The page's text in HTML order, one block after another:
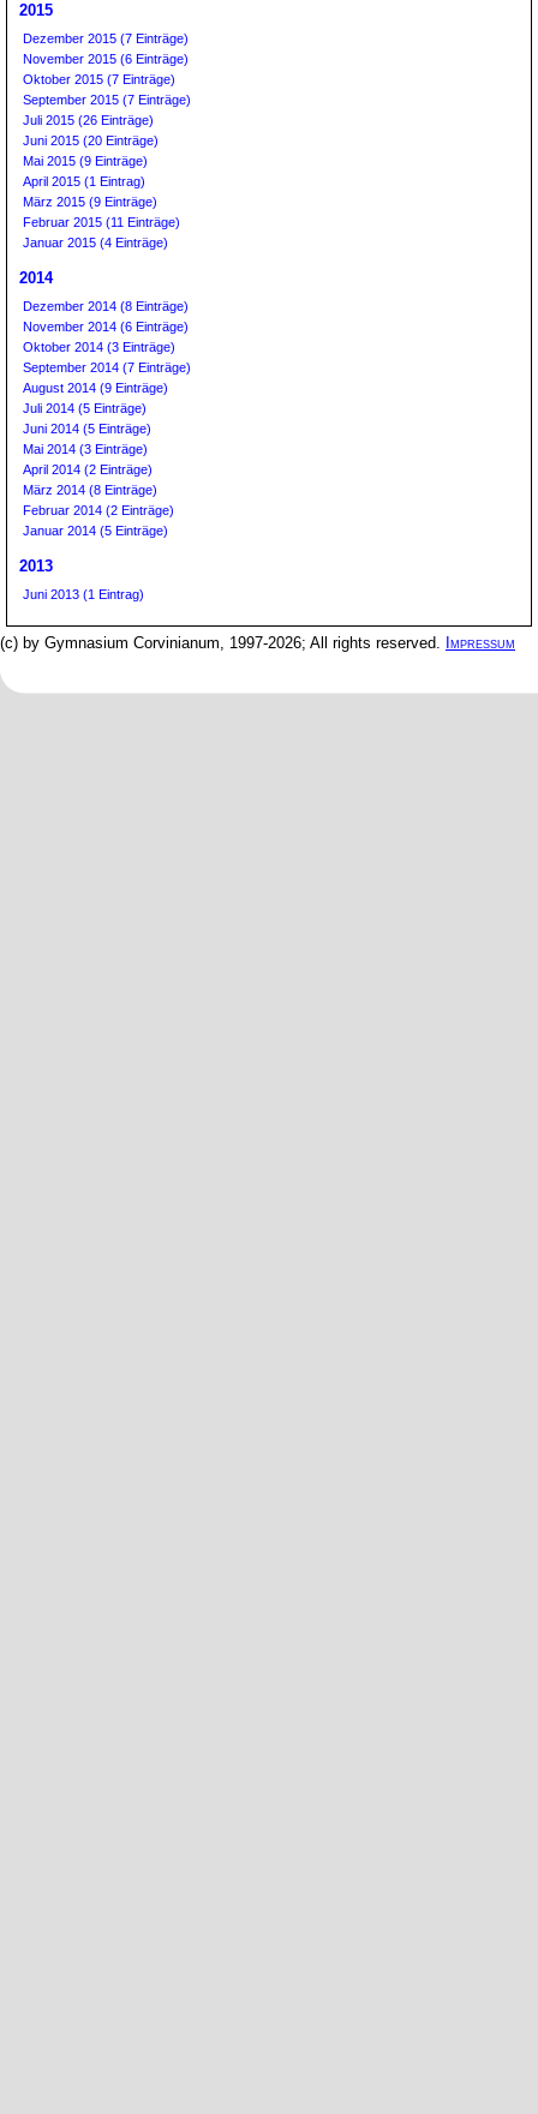
2015
Dezember 2015 (7 Einträge)
November 2015 (6 Einträge)
Oktober 2015 (7 Einträge)
September 2015 (7 Einträge)
Juli 2015 (26 Einträge)
Juni 2015 (20 Einträge)
Mai 2015 (9 Einträge)
April 2015 (1 Eintrag)
März 2015 (9 Einträge)
Februar 2015 (11 Einträge)
Januar 2015 (4 Einträge)
2014
Dezember 2014 (8 Einträge)
November 2014 (6 Einträge)
Oktober 2014 (3 Einträge)
September 2014 (7 Einträge)
August 2014 (9 Einträge)
Juli 2014 (5 Einträge)
Juni 2014 (5 Einträge)
Mai 2014 (3 Einträge)
April 2014 (2 Einträge)
März 2014 (8 Einträge)
Februar 2014 (2 Einträge)
Januar 2014 (5 Einträge)
2013
Juni 2013 (1 Eintrag)
(c) by Gymnasium Corvinianum, 1997-2026; All rights reserved. Impressum